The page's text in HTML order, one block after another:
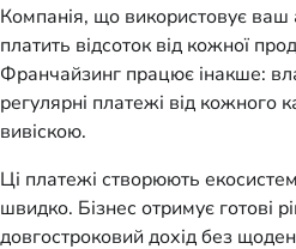
Компанія, що використовує ваш
платить відсоток від кожної
Франчайзинг працює інакше:
регулярні платежі від кожного
вивіскою.
Ці платежі створюють
швидко. Бізнес отримує готові
довгостроковий дохід без